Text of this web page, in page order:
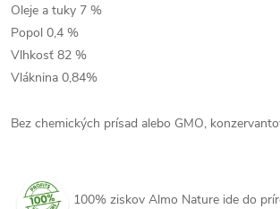
Oleje a tuky 7 %
Popol 0,4 %
Vlhkosť 82 %
Vláknina 0,84%
Bez chemických prísad alebo GMO,
100% ziskov Almo Nature ide do